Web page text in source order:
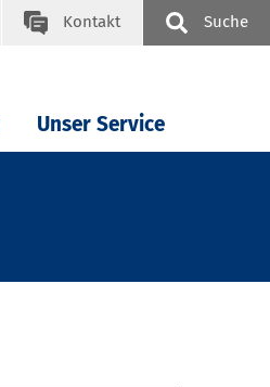
Kontakt Suche
Unser Service